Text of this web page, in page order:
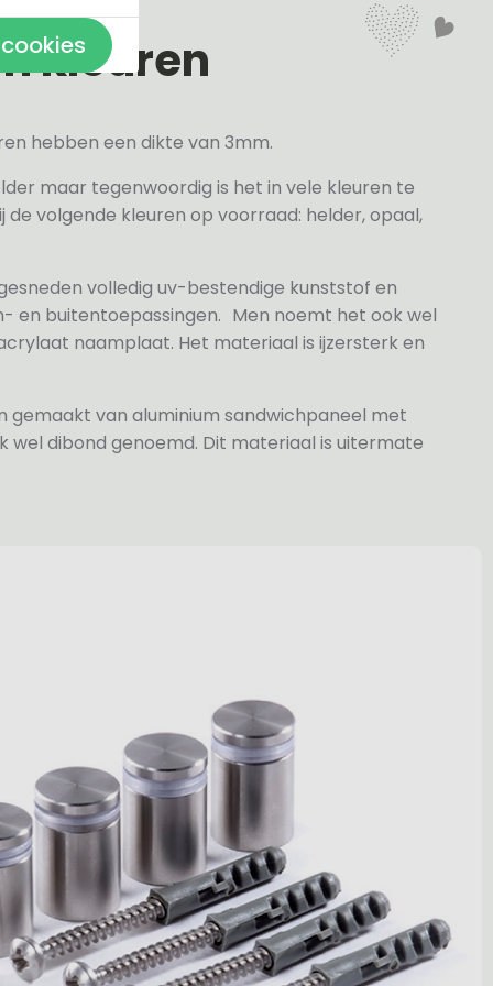
kleuren
hebben een dikte van 3mm.
maar tegenwoordig is het in vele kleuren te
de volgende kleuren op voorraad: helder, opaal,
volledig uv-bestendige kunststof en
en buitentoepassingen. Men noemt het ook wel
naamplaat. Het materiaal is ijzersterk en
gemaakt van aluminium sandwichpaneel met
wel dibond genoemd. Dit materiaal is uitermate